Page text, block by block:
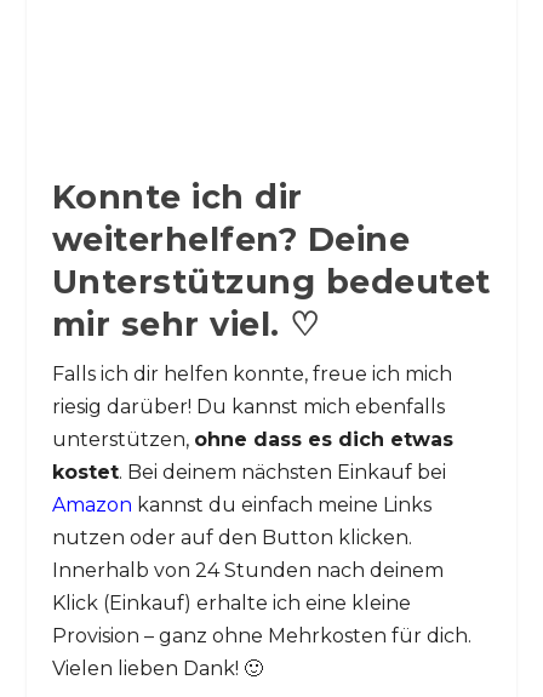
Konnte ich dir
weiterhelfen? Deine
Unterstützung bedeutet
mir sehr viel. ♡
Falls ich dir helfen konnte, freue ich mich
riesig darüber! Du kannst mich ebenfalls
unterstützen, ohne dass es dich etwas
kostet. Bei deinem nächsten Einkauf bei
Amazon kannst du einfach meine Links
nutzen oder auf den Button klicken.
Innerhalb von 24 Stunden nach deinem
Klick (Einkauf) erhalte ich eine kleine
Provision – ganz ohne Mehrkosten für dich.
Vielen lieben Dank! 🙂